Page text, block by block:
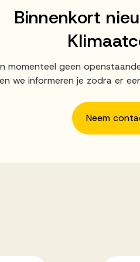
Binnenkort
momenteel geen
we informeren je zodra er
Neem